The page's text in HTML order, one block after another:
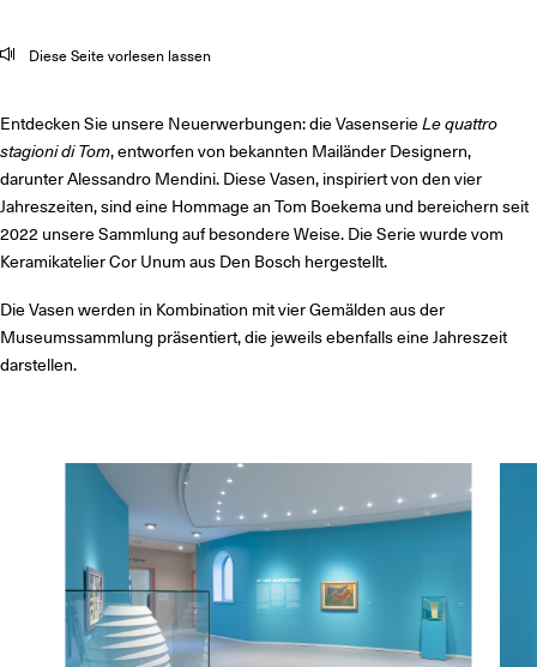
Diese Seite vorlesen lassen
Entdecken Sie unsere Neuerwerbungen: die VasenserieLe quattro
stagioni di Tom, entworfen von bekannten Mailänder Designern,
darunter Alessandro Mendini. Diese Vasen, inspiriert von den vier
Jahreszeiten, sind eine Hommage an Tom Boekema und bereichern seit
2022 unsere Sammlung auf besondere Weise. Die Serie wurde vom
Keramikatelier Cor Unum aus Den Bosch hergestellt.
Die Vasen werden in Kombination mit vier Gemälden aus der
Museumssammlung präsentiert, die jeweils ebenfalls eine Jahreszeit
darstellen.